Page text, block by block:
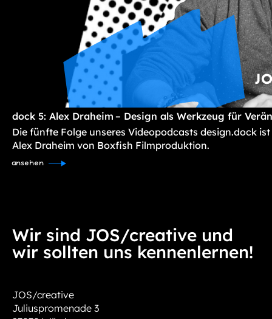
dock 5: Alex Draheim – Design als Werkzeug für
Die fünfte Folge unseres Videopodcasts design.dock
Alex Draheim von Boxfish Filmproduktion.
ansehen
Wir sind JOS/creative und
wir sollten uns kennenlernen!
JOS/creative
Juliuspromenade 3